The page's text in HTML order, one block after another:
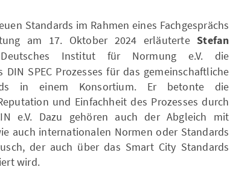
Standards im Rahmen eines Fachgesprächs
am 17. Oktober 2024 erläuterte Stefan
Institut für Normung e.V. die
DIN SPEC Prozesses für das gemeinschaftliche
in einem Konsortium. Er betonte die
und Einfachheit des Prozesses durch
e.V. Dazu gehören auch der Abgleich mit
auch internationalen Normen oder Standards
der auch über das Smart City Standards
wird.